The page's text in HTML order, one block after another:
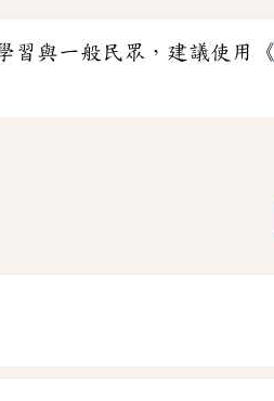
習與一般民眾，建議使用《